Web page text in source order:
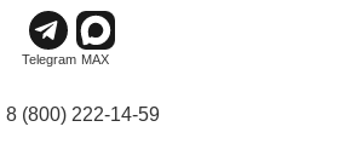
8 (800) 222-14-59